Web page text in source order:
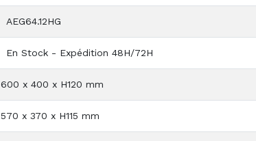
AEG64.12HG
En Stock - Expédition 48H/72H
600 x 400 x H120 mm
570 x 370 x H115 mm